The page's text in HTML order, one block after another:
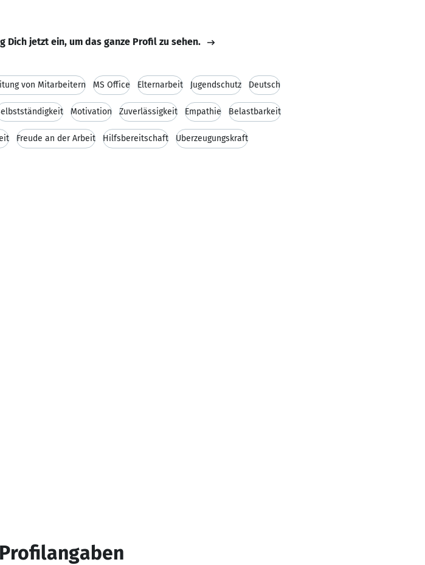
Dich jetzt ein, um das ganze Profil zu sehen.
von Mitarbeitern MS Office Elternarbeit Jugendschutz Deutsch
Motivation Zuverlässigkeit Empathie Belastbarkeit
Freude an der Arbeit Hilfsbereitschaft Überzeugungskraft